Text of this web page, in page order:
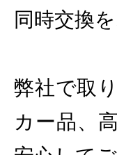
同時交換
弊社で取
カー品、